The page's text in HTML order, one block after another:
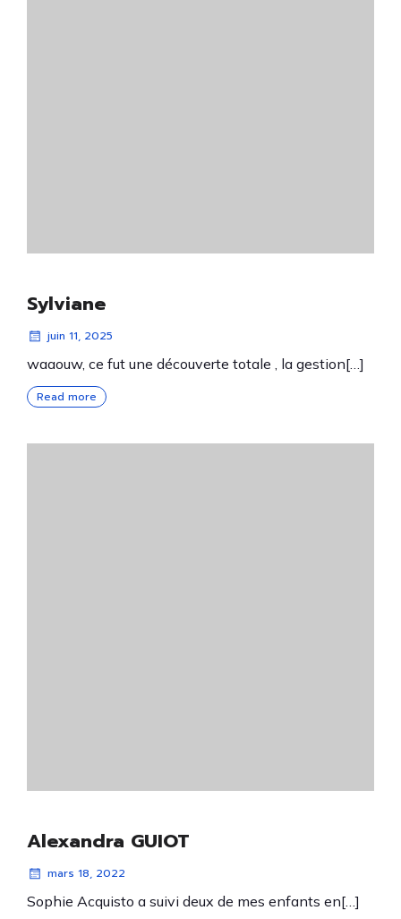
Sylviane
juin 11, 2025
waaouw, ce fut une découverte totale , la gestion[…]
Read more
Alexandra GUIOT
mars 18, 2022
Sophie Acquisto a suivi deux de mes enfants en[…]